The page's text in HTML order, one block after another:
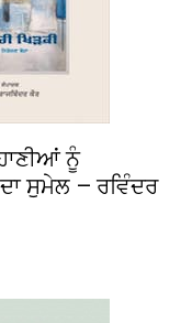
ਨੂੰ
ਸੁਮੇਲ — ਰਵਿੰਦਰ